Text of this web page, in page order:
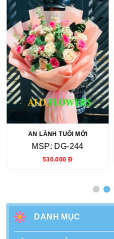
AN LÀNH TUỔI MỚI
MSP: DG-244
530.000 Đ
DANH MỤC